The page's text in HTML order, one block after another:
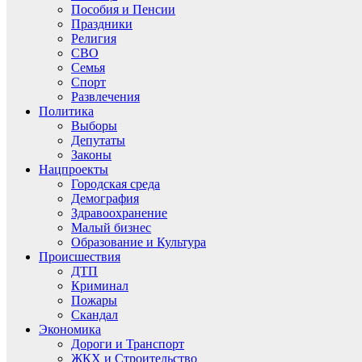
Пособия и Пенсии
Праздники
Религия
СВО
Семья
Спорт
Развлечения
Политика
Выборы
Депутаты
Законы
Нацпроекты
Городская среда
Демография
Здравоохранение
Малый бизнес
Образование и Культура
Происшествия
ДТП
Криминал
Пожары
Скандал
Экономика
Дороги и Транспорт
ЖКХ и Строительство